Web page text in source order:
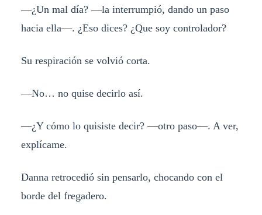
—¿Un mal día? —la interrumpió, dando un paso
hacia ella—. ¿Eso dices? ¿Que soy controlador?
Su respiración se volvió corta.
—No… no quise decirlo así.
—¿Y cómo lo quisiste decir? —otro paso—. A ver,
explícame.
Danna retrocedió sin pensarlo, chocando con el
borde del fregadero.